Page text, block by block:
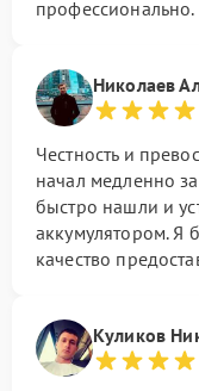
Николаев
Честность и
начал медленно
быстро нашли и
аккумулятором. Я
качество
Куликов